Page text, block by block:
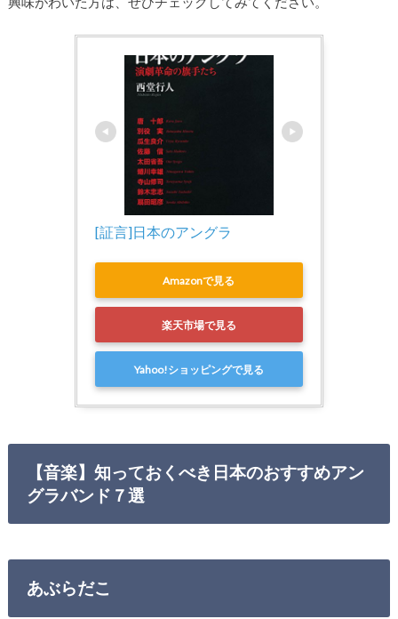
[証言]日本のアングラ
Amazonで見る
楽天市場で見る
Yahoo!ショッピングで見る
【音楽】知っておくべき日本のおすすめアン
グラバンド７選
あぶらだこ